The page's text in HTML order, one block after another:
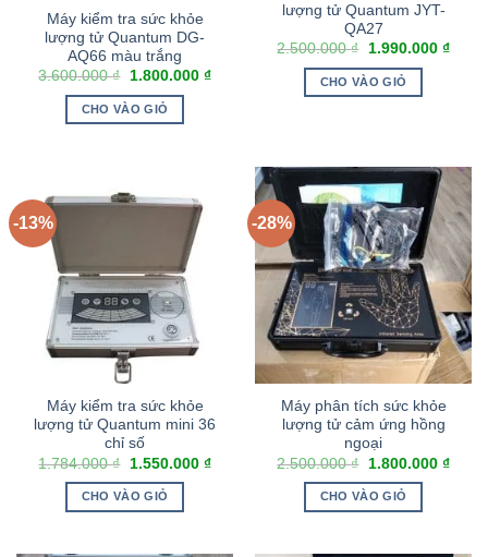
Máy kiểm tra sức khỏe
lượng tử Quantum DG-
AQ66 màu trắng
3.600.000₫ 1.800.000 ₫
CHO VÀO GIỎ
lượng tử Quantum JYT-
QA27
2.500.000₫ 1.990.000 ₫
CHO VÀO GIỎ
-13%
Máy kiểm tra sức khỏe
lượng tử Quantum mini 36
chỉ số
1.784.000₫ 1.550.000 ₫
CHO VÀO GIỎ
-28%
Máy phân tích sức khỏe
lượng tử cảm ứng hồng
ngoại
2.500.000₫ 1.800.000 ₫
CHO VÀO GIỎ